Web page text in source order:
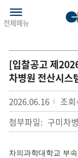
전체메뉴
[입찰공고 제
차병원 전산시스
2026.06.16 조
첨부파일: 구미차
차의과학대학교 부